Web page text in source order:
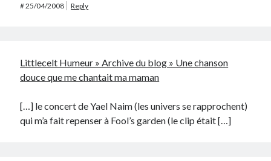
#25/04/2008 Reply
Littlecelt Humeur » Archive du blog » Une chanson
douce que me chantait ma maman
[…] le concert de Yael Naim (les univers se rapprochent)
qui m’a fait repenser à Fool’s garden (le clip était […]